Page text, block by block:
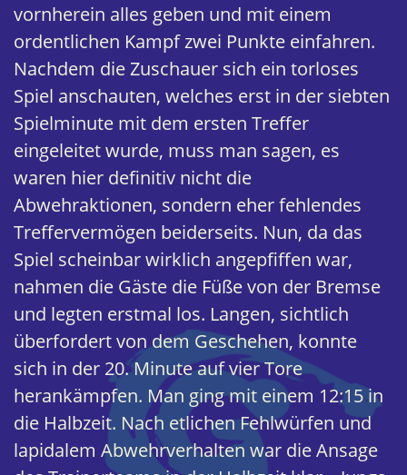
vornherein alles geben und mit einem
ordentlichen Kampf zwei Punkte einfahren.
Nachdem die Zuschauer sich ein torloses
Spiel anschauten, welches erst in der siebten
Spielminute mit dem ersten Treffer
eingeleitet wurde, muss man sagen, es
waren hier definitiv nicht die
Abwehraktionen, sondern eher fehlendes
Treffervermögen beiderseits. Nun, da das
Spiel scheinbar wirklich angepfiffen war,
nahmen die Gäste die Füße von der Bremse
und legten erstmal los. Langen, sichtlich
überfordert von dem Geschehen, konnte
sich in der 20. Minute auf vier Tore
herankämpfen. Man ging mit einem 12:15 in
die Halbzeit. Nach etlichen Fehlwürfen und
lapidalem Abwehrverhalten war die Ansage